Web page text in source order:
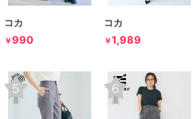
コカ
￥990
コカ
￥1,989